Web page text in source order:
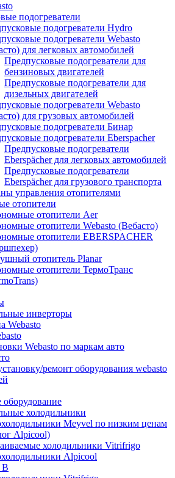
подогреватели
подогреватели Hydro
подогреватели Webasto
для легковых автомобилей
Предпусковые подогреватели для
бензиновых двигателей
Предпусковые подогреватели для
дизельных двигателей
подогреватели Webasto
для грузовых автомобилей
подогреватели Бинар
подогреватели Eberspacher
Предпусковые подогреватели
Eberspächer для легковых автомобилей
Предпусковые подогреватели
Eberspächer для грузового транспорта
управления отопителями
отопители
отопители Аer
отопители Webasto (Вебасто)
отопители EBERSPACHER
отопитель Planar
отопители ТермоТранс
инверторы
Webasto
Webasto по маркам авто
ремонт оборудования webasto
холодильники
Meyvel по низким ценам
Alpicool)
холодильники Vitrifrigo
Alpicool
B